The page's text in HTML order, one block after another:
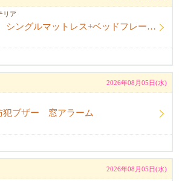
リア
新品未開封 シングルマットレス+ベッドフレーム+シーツ
2026年08月05日(水)
犯ブザー 窓アラーム
2026年08月05日(水)